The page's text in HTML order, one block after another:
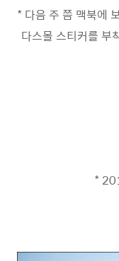
* 다음 주 쯤 맥북에
다스몰 스티커를 부
*